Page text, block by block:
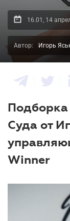
16.01, 14
Автор: Игорь
Подборка
Суда от
Winner